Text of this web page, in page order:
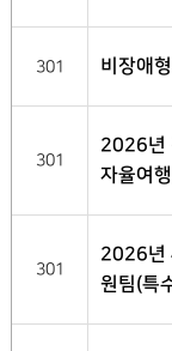
301 비장애
301
2026년
자율여
301
2026년
원팀(특